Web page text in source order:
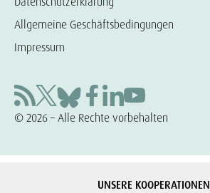
Allgemeine Geschäftsbedingungen
Impressum
© 2026 – Alle Rechte vorbehalten
UNSERE KOOPERATIONEN